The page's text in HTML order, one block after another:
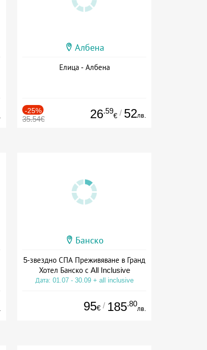
Албена
Елица - Албена
-25%
35.54€ 26.59
€ / 52лв.
Банско
5-звездно СПА Преживяване в Гранд
Хотел Банско с All Inclusive
Дата: 01.07 - 30.09 + all inclusive
95€ / 185.80
лв.